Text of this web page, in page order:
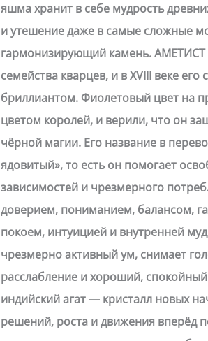
яшма хранит в себе мудрость
и утешение даже в самые сложные
гармонизирующий камень. АМЕТИСТ
семейства кварцев, и в XVIII веке
бриллиантом. Фиолетовый цвет на
цветом королей, и верили, что он
чёрной магии. Его название в
ядовитый», то есть он помогает
зависимостей и чрезмерного
доверием, пониманием, балансом,
покоем, интуицией и внутренней
чрезмерно активный ум, снимает
расслабление и хороший,
индийский агат — кристалл новых
решений, роста и движения вперёд